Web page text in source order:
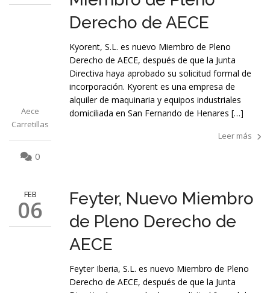
Aece
Carretillas
0
Derecho de AECE
Kyorent, S.L. es nuevo Miembro de Pleno
Derecho de AECE, después de que la Junta
Directiva haya aprobado su solicitud formal de
incorporación. Kyorent es una empresa de
alquiler de maquinaria y equipos industriales
domiciliada en San Fernando de Henares […]
Leer más
FEB
06
Feyter, Nuevo Miembro
de Pleno Derecho de
AECE
Feyter Iberia, S.L. es nuevo Miembro de Pleno
Derecho de AECE, después de que la Junta